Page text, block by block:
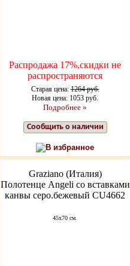
Распродажа 17%,скидки не
распространяются
Старая цена:1264 руб.
Новая цена: 1053 руб.
Подробнее »
Сообщить о наличии
В избранное
Graziano (Италия)
Полотенце Angeli со вставками
канвы серо.бежевый CU4662
45x70 см.